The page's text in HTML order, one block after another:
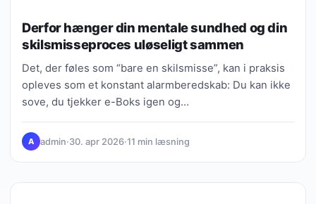
Derfor hænger din mentale sundhed og din
skilsmisseproces uløseligt sammen
Det, der føles som “bare en skilsmisse”, kan i praksis
opleves som et konstant alarmberedskab: Du kan ikke
sove, du tjekker e-Boks igen og…
A admin·30. apr 2026·11 min læsning